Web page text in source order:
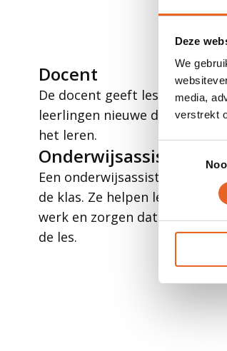
Deze
We
media,
verstrekt
Docent
De docent geeft les in de klas
leerlingen nieuwe dingen en
het leren.
Onderwijsassistent
Een onderwijsassistent helpt
de klas. Ze helpen leerlingen
werk en zorgen dat alles
de les.